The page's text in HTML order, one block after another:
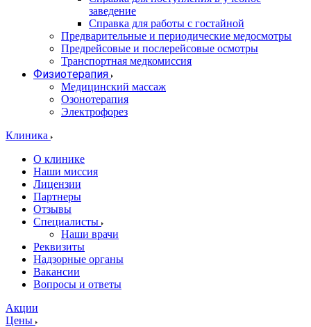
заведение
Справка для работы с гостайной
Предварительные и периодические медосмотры
Предрейсовые и послерейсовые осмотры
Транспортная медкомиссия
Физиотерапия
Медицинский массаж
Озонотерапия
Электрофорез
Клиника
О клинике
Наши миссия
Лицензии
Партнеры
Отзывы
Специалисты
Наши врачи
Реквизиты
Надзорные органы
Вакансии
Вопросы и ответы
Акции
Цены